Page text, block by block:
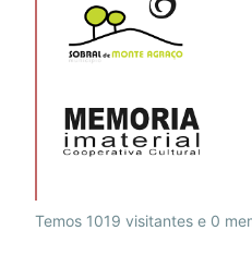
Temos 1019 visitantes e 0